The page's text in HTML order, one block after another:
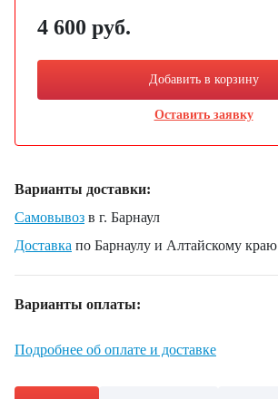
4 600 руб.
Добавить в корзину
Оставить заявку
Варианты доставки:
Самовывоз в г. Барнаул
Доставка по Барнаулу и Алтайскому краю
Варианты оплаты:
Подробнее об оплате и доставке